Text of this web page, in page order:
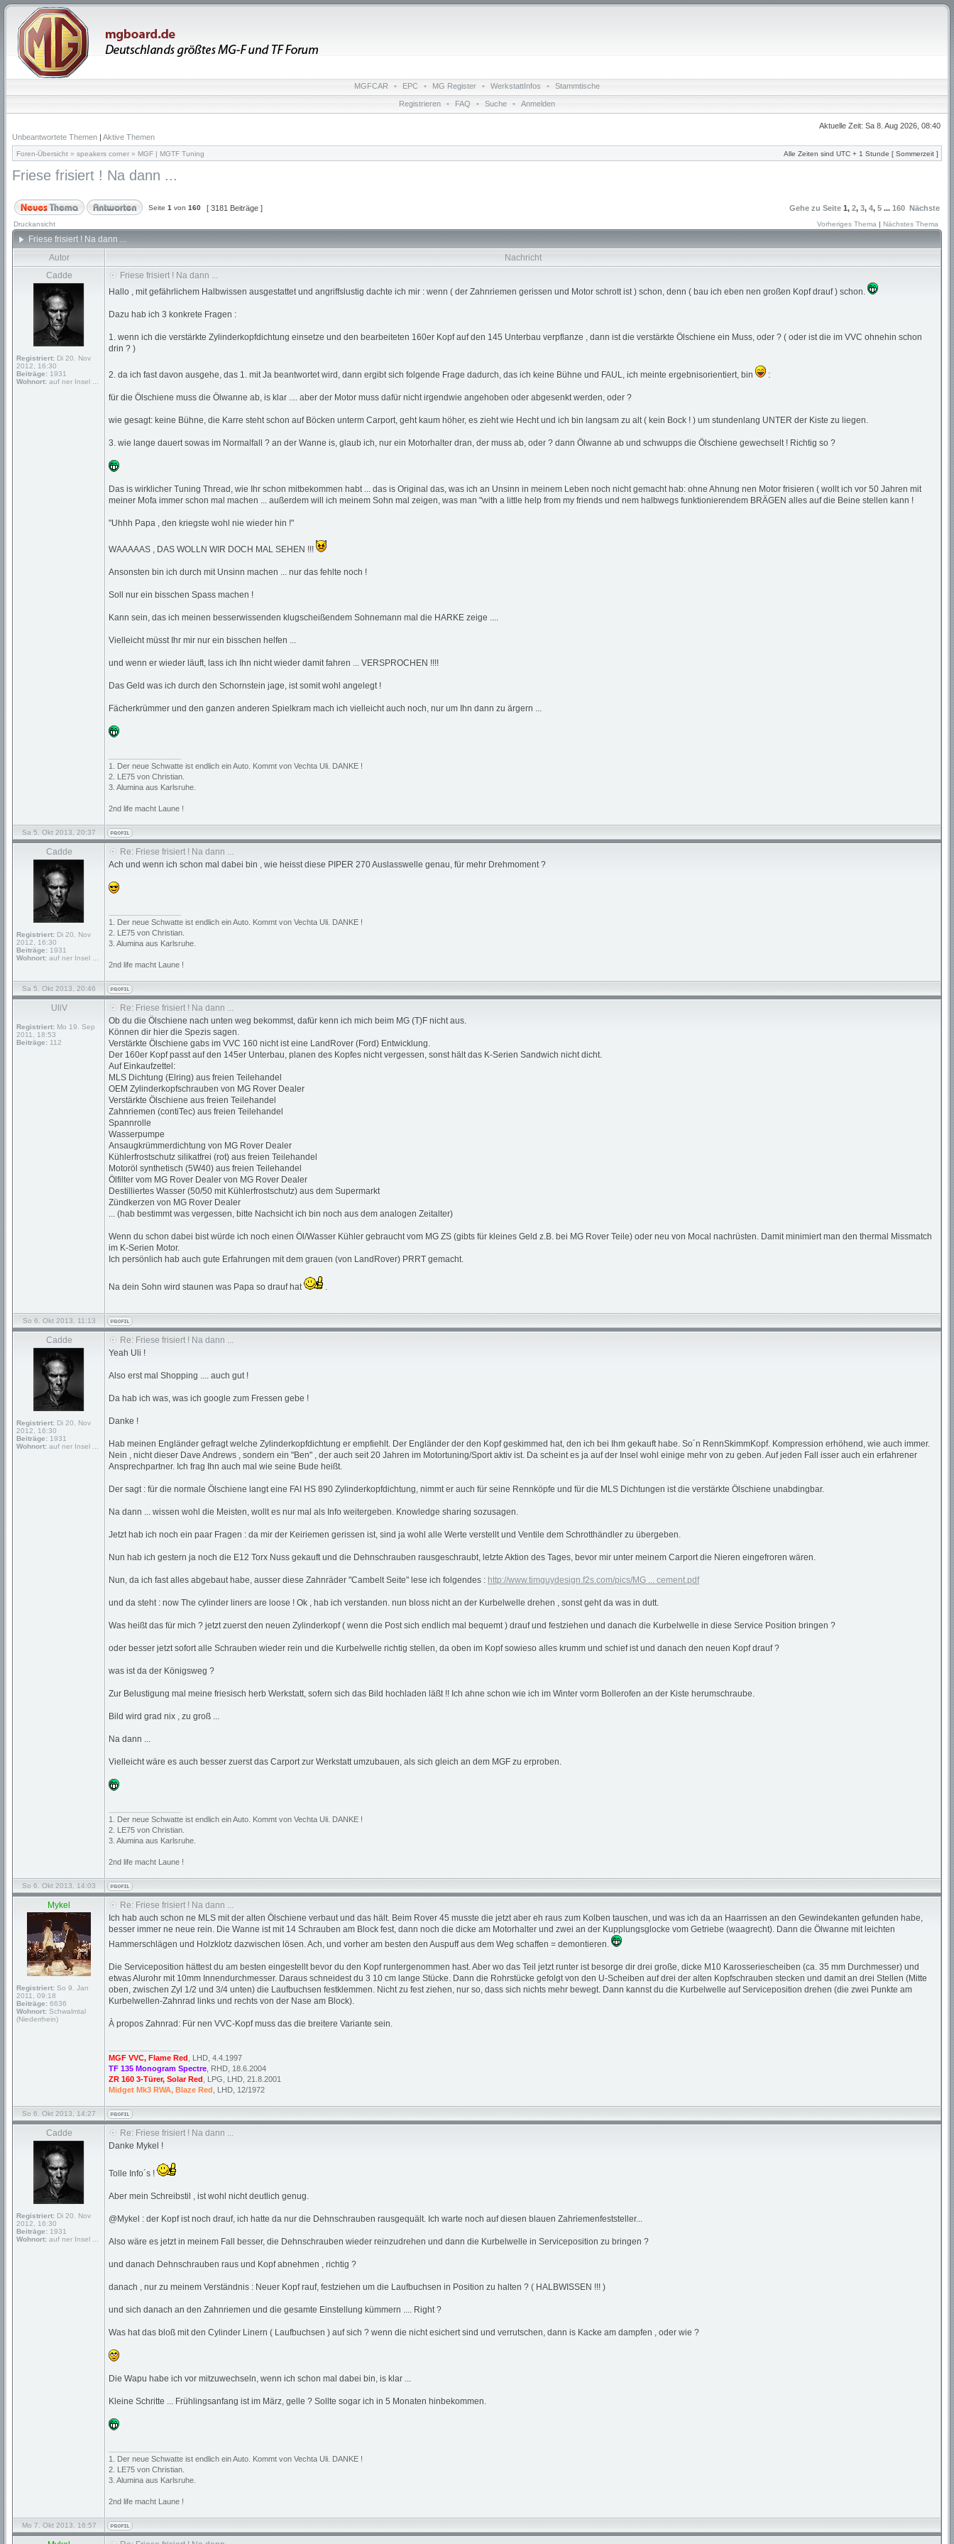
MGFCAR • EPC • MG Register • WerkstattInfos • Stammtische
Registrieren • FAQ • Suche • Anmelden
Aktuelle Zeit: Sa 8. Aug 2026, 08:40
Unbeantwortete Themen | Aktive Themen
Foren-Übersicht » speakers corner » MGF | MGTF Tuning Alle Zeiten sind UTC + 1 Stunde [ Sommerzeit ]
Friese frisiert ! Na dann ...
Seite 1 von 160 [ 3181 Beiträge ] Gehe zu Seite 1, 2, 3, 4, 5 ... 160 Nächste
Druckansicht Vorheriges Thema | Nächstes Thema
Friese frisiert ! Na dann ...
Autor
Nachricht
Cadde
Registriert: Di 20. Nov
2012, 16:30
Beiträge: 1931
Wohnort: auf ner Insel ...
Friese frisiert ! Na dann ...
Hallo , mit gefährlichem Halbwissen ausgestattet und angriffslustig dachte ich mir : wenn ( der Zahnriemen gerissen und Motor schrott ist ) schon, denn ( bau ich eben nen großen Kopf drauf ) schon.
Dazu hab ich 3 konkrete Fragen :
1. wenn ich die verstärkte Zylinderkopfdichtung einsetze und den bearbeiteten 160er Kopf auf den 145 Unterbau verpflanze , dann ist die verstärkte Ölschiene ein Muss, oder ? ( oder ist die im VVC ohnehin schon
drin ? )
2. da ich fast davon ausgehe, das 1. mit Ja beantwortet wird, dann ergibt sich folgende Frage dadurch, das ich keine Bühne und FAUL, ich meinte ergebnisorientiert, bin :
für die Ölschiene muss die Ölwanne ab, is klar .... aber der Motor muss dafür nicht irgendwie angehoben oder abgesenkt werden, oder ?
wie gesagt: keine Bühne, die Karre steht schon auf Böcken unterm Carport, geht kaum höher, es zieht wie Hecht und ich bin langsam zu alt ( kein Bock ! ) um stundenlang UNTER der Kiste zu liegen.
3. wie lange dauert sowas im Normalfall ? an der Wanne is, glaub ich, nur ein Motorhalter dran, der muss ab, oder ? dann Ölwanne ab und schwupps die Ölschiene gewechselt ! Richtig so ?
Das is wirklicher Tuning Thread, wie Ihr schon mitbekommen habt ... das is Original das, was ich an Unsinn in meinem Leben noch nicht gemacht hab: ohne Ahnung nen Motor frisieren ( wollt ich vor 50 Jahren mit
meiner Mofa immer schon mal machen ... außerdem will ich meinem Sohn mal zeigen, was man "with a little help from my friends und nem halbwegs funktionierendem BRÄGEN alles auf die Beine stellen kann !
"Uhhh Papa , den kriegste wohl nie wieder hin !"
WAAAAAS , DAS WOLLN WIR DOCH MAL SEHEN !!!
Ansonsten bin ich durch mit Unsinn machen ... nur das fehlte noch !
Soll nur ein bisschen Spass machen !
Kann sein, das ich meinen besserwissenden klugscheißendem Sohnemann mal die HARKE zeige ....
Vielleicht müsst Ihr mir nur ein bisschen helfen ...
und wenn er wieder läuft, lass ich Ihn nicht wieder damit fahren ... VERSPROCHEN !!!!
Das Geld was ich durch den Schornstein jage, ist somit wohl angelegt !
Fächerkrümmer und den ganzen anderen Spielkram mach ich vielleicht auch noch, nur um Ihn dann zu ärgern ...
1. Der neue Schwatte ist endlich ein Auto. Kommt von Vechta Uli. DANKE !
2. LE75 von Christian.
3. Alumina aus Karlsruhe.
2nd life macht Laune !
Sa 5. Okt 2013, 20:37
Cadde
Registriert: Di 20. Nov
2012, 16:30
Beiträge: 1931
Wohnort: auf ner Insel ...
Re: Friese frisiert ! Na dann ...
Ach und wenn ich schon mal dabei bin , wie heisst diese PIPER 270 Auslasswelle genau, für mehr Drehmoment ?
1. Der neue Schwatte ist endlich ein Auto. Kommt von Vechta Uli. DANKE !
2. LE75 von Christian.
3. Alumina aus Karlsruhe.
2nd life macht Laune !
Sa 5. Okt 2013, 20:46
UliV
Registriert: Mo 19. Sep
2011, 18:53
Beiträge: 112
Re: Friese frisiert ! Na dann ...
Ob du die Ölschiene nach unten weg bekommst, dafür kenn ich mich beim MG (T)F nicht aus.
Können dir hier die Spezis sagen.
Verstärkte Ölschiene gabs im VVC 160 nicht ist eine LandRover (Ford) Entwicklung.
Der 160er Kopf passt auf den 145er Unterbau, planen des Kopfes nicht vergessen, sonst hält das K-Serien Sandwich nicht dicht.
Auf Einkaufzettel:
MLS Dichtung (Elring) aus freien Teilehandel
OEM Zylinderkopfschrauben von MG Rover Dealer
Verstärkte Ölschiene aus freien Teilehandel
Zahnriemen (contiTec) aus freien Teilehandel
Spannrolle
Wasserpumpe
Ansaugkrümmerdichtung von MG Rover Dealer
Kühlerfrostschutz silikatfrei (rot) aus freien Teilehandel
Motoröl synthetisch (5W40) aus freien Teilehandel
Ölfilter vom MG Rover Dealer von MG Rover Dealer
Destilliertes Wasser (50/50 mit Kühlerfrostschutz) aus dem Supermarkt
Zündkerzen von MG Rover Dealer
... (hab bestimmt was vergessen, bitte Nachsicht ich bin noch aus dem analogen Zeitalter)
Wenn du schon dabei bist würde ich noch einen Öl/Wasser Kühler gebraucht vom MG ZS (gibts für kleines Geld z.B. bei MG Rover Teile) oder neu von Mocal nachrüsten. Damit minimiert man den thermal Missmatch
im K-Serien Motor.
Ich persönlich hab auch gute Erfahrungen mit dem grauen (von LandRover) PRRT gemacht.
Na dein Sohn wird staunen was Papa so drauf hat .
So 6. Okt 2013, 11:13
Cadde
Registriert: Di 20. Nov
2012, 16:30
Beiträge: 1931
Wohnort: auf ner Insel ...
Re: Friese frisiert ! Na dann ...
Yeah Uli !
Also erst mal Shopping .... auch gut !
Da hab ich was, was ich google zum Fressen gebe !
Danke !
Hab meinen Engländer gefragt welche Zylinderkopfdichtung er empfiehlt. Der Engländer der den Kopf geskimmed hat, den ich bei Ihm gekauft habe. So´n RennSkimmKopf. Kompression erhöhend, wie auch immer.
Nein , nicht dieser Dave Andrews , sondern ein "Ben" , der auch seit 20 Jahren im Motortuning/Sport aktiv ist. Da scheint es ja auf der Insel wohl einige mehr von zu geben. Auf jeden Fall isser auch ein erfahrener
Ansprechpartner. Ich frag Ihn auch mal wie seine Bude heißt.
Der sagt : für die normale Ölschiene langt eine FAI HS 890 Zylinderkopfdichtung, nimmt er auch für seine Rennköpfe und für die MLS Dichtungen ist die verstärkte Ölschiene unabdingbar.
Na dann ... wissen wohl die Meisten, wollt es nur mal als Info weitergeben. Knowledge sharing sozusagen.
Jetzt hab ich noch ein paar Fragen : da mir der Keiriemen gerissen ist, sind ja wohl alle Werte verstellt und Ventile dem Schrotthändler zu übergeben.
Nun hab ich gestern ja noch die E12 Torx Nuss gekauft und die Dehnschrauben rausgeschraubt, letzte Aktion des Tages, bevor mir unter meinem Carport die Nieren eingefroren wären.
Nun, da ich fast alles abgebaut habe, ausser diese Zahnräder "Cambelt Seite" lese ich folgendes : http://www.timguydesign.f2s.com/pics/MG ... cement.pdf
und da steht : now The cylinder liners are loose ! Ok , hab ich verstanden. nun bloss nicht an der Kurbelwelle drehen , sonst geht da was in dutt.
Was heißt das für mich ? jetzt zuerst den neuen Zylinderkopf ( wenn die Post sich endlich mal bequemt ) drauf und festziehen und danach die Kurbelwelle in diese Service Position bringen ?
oder besser jetzt sofort alle Schrauben wieder rein und die Kurbelwelle richtig stellen, da oben im Kopf sowieso alles krumm und schief ist und danach den neuen Kopf drauf ?
was ist da der Königsweg ?
Zur Belustigung mal meine friesisch herb Werkstatt, sofern sich das Bild hochladen läßt !! Ich ahne schon wie ich im Winter vorm Bollerofen an der Kiste herumschraube.
Bild wird grad nix , zu groß ...
Na dann ...
Vielleicht wäre es auch besser zuerst das Carport zur Werkstatt umzubauen, als sich gleich an dem MGF zu erproben.
1. Der neue Schwatte ist endlich ein Auto. Kommt von Vechta Uli. DANKE !
2. LE75 von Christian.
3. Alumina aus Karlsruhe.
2nd life macht Laune !
So 6. Okt 2013, 14:03
Mykel
Registriert: So 9. Jan
2011, 09:18
Beiträge: 6636
Wohnort: Schwalmtal
(Niederrhein)
Re: Friese frisiert ! Na dann ...
Ich hab auch schon ne MLS mit der alten Ölschiene verbaut und das hält. Beim Rover 45 musste die jetzt aber eh raus zum Kolben tauschen, und was ich da an Haarrissen an den Gewindekanten gefunden habe,
besser immer ne neue rein. Die Wanne ist mit 14 Schrauben am Block fest, dann noch die dicke am Motorhalter und zwei an der Kupplungsglocke vom Getriebe (waagrecht). Dann die Ölwanne mit leichten
Hammerschlägen und Holzklotz dazwischen lösen. Ach, und vorher am besten den Auspuff aus dem Weg schaffen = demontieren.
Die Serviceposition hättest du am besten eingestellt bevor du den Kopf runtergenommen hast. Aber wo das Teil jetzt runter ist besorge dir drei große, dicke M10 Karosseriescheiben (ca. 35 mm Durchmesser) und
etwas Alurohr mit 10mm Innendurchmesser. Daraus schneidest du 3 10 cm lange Stücke. Dann die Rohrstücke gefolgt von den U-Scheiben auf drei der alten Kopfschrauben stecken und damit an drei Stellen (Mitte
oben, zwischen Zyl 1/2 und 3/4 unten) die Laufbuchsen festklemmen. Nicht zu fest ziehen, nur so, dass sich nichts mehr bewegt. Dann kannst du die Kurbelwelle auf Serviceposition drehen (die zwei Punkte am
Kurbelwellen-Zahnrad links und rechts von der Nase am Block).
À propos Zahnrad: Für nen VVC-Kopf muss das die breitere Variante sein.
MGF VVC, Flame Red , LHD, 4.4.1997
TF 135 Monogram Spectre , RHD, 18.6.2004
ZR 160 3-Türer, Solar Red , LPG, LHD, 21.8.2001
Midget Mk3 RWA, Blaze Red , LHD, 12/1972
So 6. Okt 2013, 14:27
Cadde
Registriert: Di 20. Nov
2012, 16:30
Beiträge: 1931
Wohnort: auf ner Insel ...
Re: Friese frisiert ! Na dann ...
Danke Mykel !
Tolle Info´s !
Aber mein Schreibstil , ist wohl nicht deutlich genug.
@Mykel : der Kopf ist noch drauf, ich hatte da nur die Dehnschrauben rausgequält. Ich warte noch auf diesen blauen Zahriemenfeststeller...
Also wäre es jetzt in meinem Fall besser, die Dehnschrauben wieder reinzudrehen und dann die Kurbelwelle in Serviceposition zu bringen ?
und danach Dehnschrauben raus und Kopf abnehmen , richtig ?
danach , nur zu meinem Verständnis : Neuer Kopf rauf, festziehen um die Laufbuchsen in Position zu halten ? ( HALBWISSEN !!! )
und sich danach an den Zahnriemen und die gesamte Einstellung kümmern .... Right ?
Was hat das bloß mit den Cylinder Linern ( Laufbuchsen ) auf sich ? wenn die nicht esichert sind und verrutschen, dann is Kacke am dampfen , oder wie ?
Die Wapu habe ich vor mitzuwechseln, wenn ich schon mal dabei bin, is klar ...
Kleine Schritte ... Frühlingsanfang ist im März, gelle ? Sollte sogar ich in 5 Monaten hinbekommen.
1. Der neue Schwatte ist endlich ein Auto. Kommt von Vechta Uli. DANKE !
2. LE75 von Christian.
3. Alumina aus Karlsruhe.
2nd life macht Laune !
Mo 7. Okt 2013, 16:57